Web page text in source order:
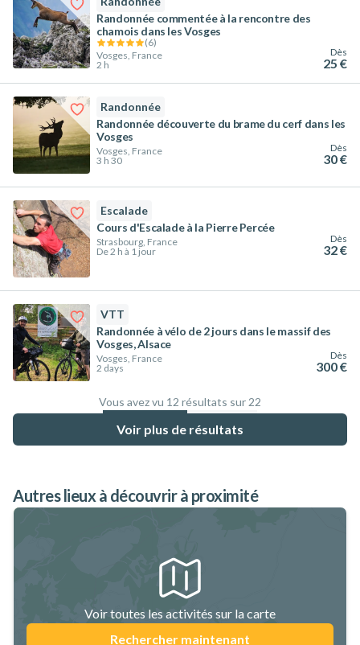
Randonnée commentée à la rencontre des
chamois dans les Vosges
(6)
Vosges, France
2 h
Dès
25 €
Randonnée
Randonnée découverte du brame du cerf dans les
Vosges
Vosges, France
3 h 30
Dès
30 €
Escalade
Cours d'Escalade à la Pierre Percée
Strasbourg, France
De 2 h à 1 jour
Dès
32 €
VTT
Randonnée à vélo de 2 jours dans le massif des
Vosges, Alsace
Vosges, France
2 days
Dès
300 €
Vous avez vu 12 résultats sur 22
54.5 %
Voir plus de résultats
Autres lieux à découvrir à proximité
Voir toutes les activités sur la carte
Rechercher maintenant